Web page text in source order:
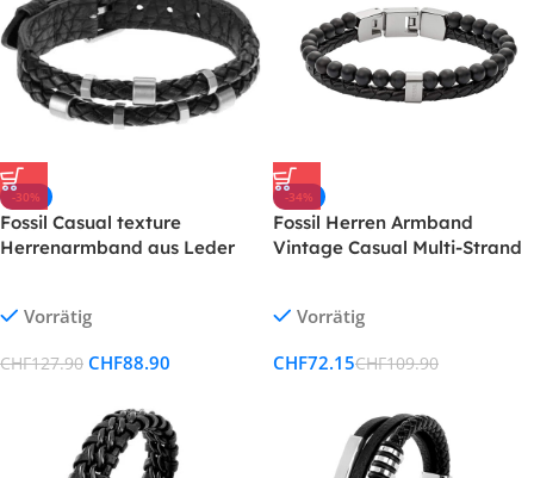
-30%
Fossil Casual texture
Herrenarmband aus Leder
Schnallenverschluss
Vorrätig
CHF127.90 CHF88.90
-34%
Fossil Herren Armband
Vintage Casual Multi-Strand
Vorrätig
CHF72.15CHF109.90